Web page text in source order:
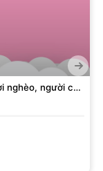
nghèo, người có